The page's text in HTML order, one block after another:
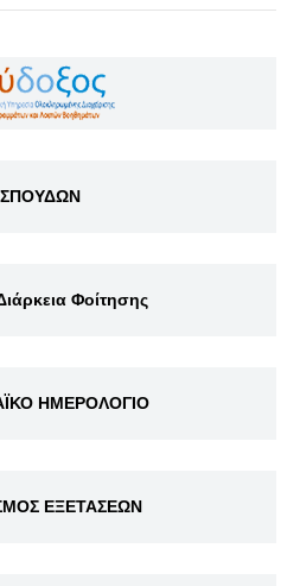
Φοίτησης
ΗΜΕΡΟΛΟΓΙΟ
ΕΞΕΤΑΣΕΩΝ